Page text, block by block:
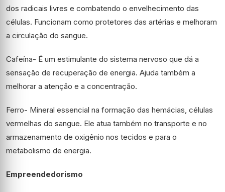
dos radicais livres e combatendo o envelhecimento das
células. Funcionam como protetores das artérias e melhoram
a circulação do sangue.
Cafeína- É um estimulante do sistema nervoso que dá a
sensação de recuperação de energia. Ajuda também a
melhorar a atenção e a concentração.
Ferro- Mineral essencial na formação das hemácias, células
vermelhas do sangue. Ele atua também no transporte e no
armazenamento de oxigênio nos tecidos e para o
metabolismo de energia.
Empreendedorismo